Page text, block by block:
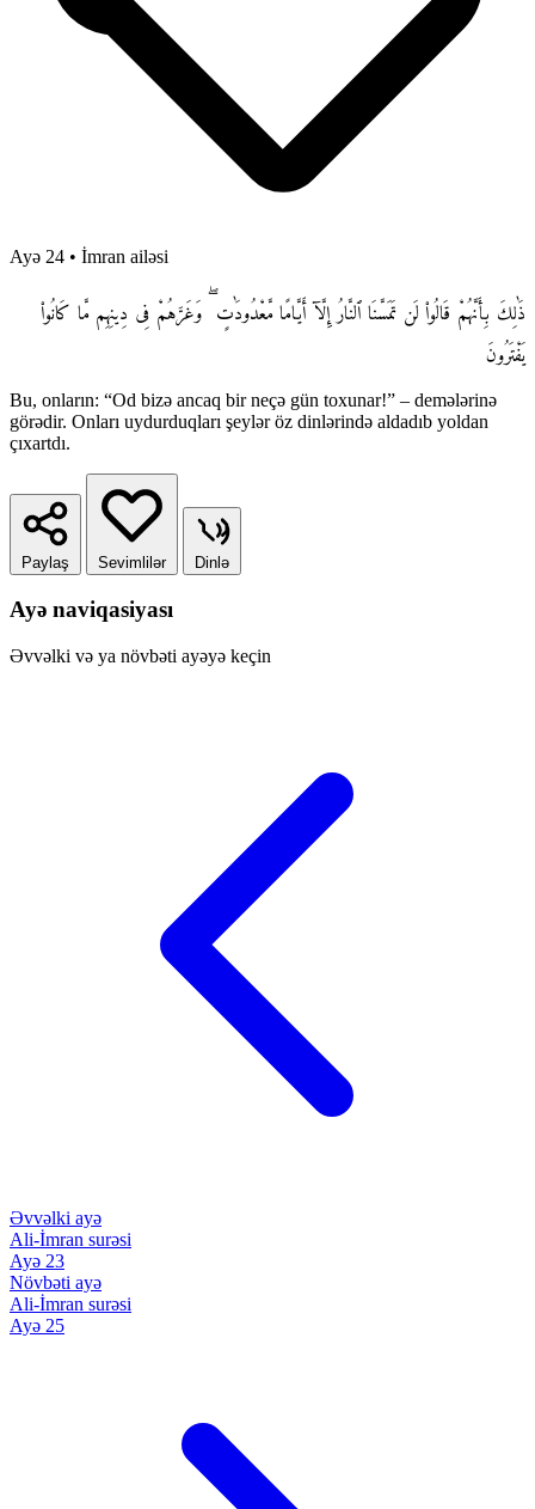
Ayə 24 • İmran ailəsi
ذَٰلِكَ بِأَنَّهُمْ قَالُوا۟ لَن تَمَسَّنَا ٱلنَّارُ إِلَّآ أَيَّامًا مَّعْدُودَٰتٍ ۖ وَغَرَّهُمْ فِى دِينِهِم مَّا كَانُوا۟
يَفْتَرُونَ
Bu, onların: “Od bizə ancaq bir neçə gün toxunar!” – demələrinə
görədir. Onları uydurduqları şeylər öz dinlərində aldadıb yoldan
çıxartdı.
Paylaş Sevimlilər Dinlə
Ayə naviqasiyası
Əvvəlki və ya növbəti ayəyə keçin
Əvvəlki ayə
Ali-İmran surəsi
Ayə 23
Növbəti ayə
Ali-İmran surəsi
Ayə 25